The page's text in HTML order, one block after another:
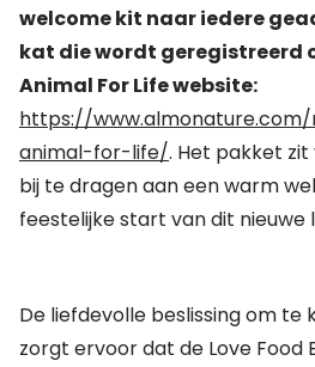
welcome kit naar iedere
kat die wordt geregistreerd
Animal For Life website:
https://
animal-for-life/. Het pakket
bij te dragen aan een warm
feestelijke start van dit nieuwe
De liefdevolle beslissing om te
zorgt ervoor dat de Love Food